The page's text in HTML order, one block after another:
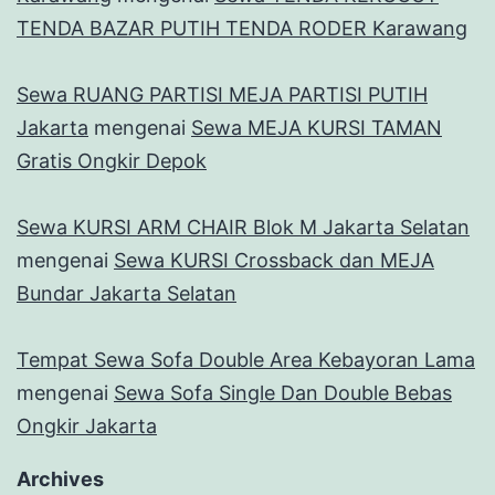
TENDA BAZAR PUTIH TENDA RODER Karawang
Sewa RUANG PARTISI MEJA PARTISI PUTIH
Jakarta mengenai Sewa MEJA KURSI TAMAN
Gratis Ongkir Depok
Sewa KURSI ARM CHAIR Blok M Jakarta Selatan
mengenai Sewa KURSI Crossback dan MEJA
Bundar Jakarta Selatan
Tempat Sewa Sofa Double Area Kebayoran Lama
mengenai Sewa Sofa Single Dan Double Bebas
Ongkir Jakarta
Archives